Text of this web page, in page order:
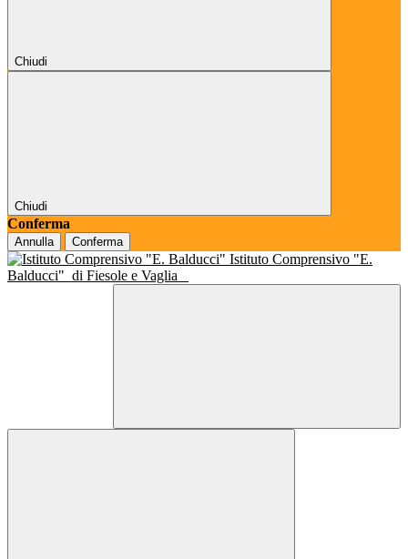
Chiudi
Chiudi
Conferma
Annulla Conferma
Istituto Comprensivo "E.
Balducci" di Fiesole e Vaglia